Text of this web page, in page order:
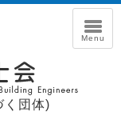
く団体)